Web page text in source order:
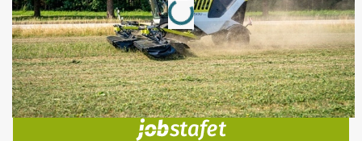
Loading...
Jobs
i samarbejde med